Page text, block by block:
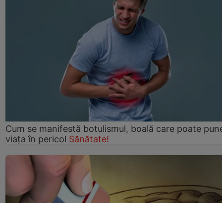
Cum se manifestă botulismul, boală care poate
viaţa în pericol Sănătate!